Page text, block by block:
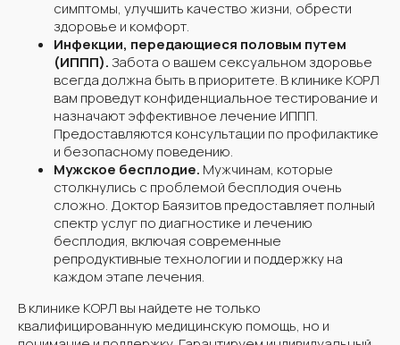
симптомы, улучшить качество жизни, обрести
здоровье и комфорт.
Инфекции, передающиеся половым путем
(ИППП).Забота о вашем сексуальном здоровье
всегда должна быть в приоритете. В клинике КОРЛ
вам проведут конфиденциальное тестирование и
назначают эффективное лечение ИППП.
Предоставляются консультации по профилактике
и безопасному поведению.
Мужское бесплодие. Мужчинам, которые
столкнулись с проблемой бесплодия очень
сложно. Доктор Баязитов предоставляет полный
спектр услуг по диагностике и лечению
бесплодия, включая современные
репродуктивные технологии и поддержку на
каждом этапе лечения.
В клинике КОРЛ вы найдете не только
квалифицированную медицинскую помощь, но и